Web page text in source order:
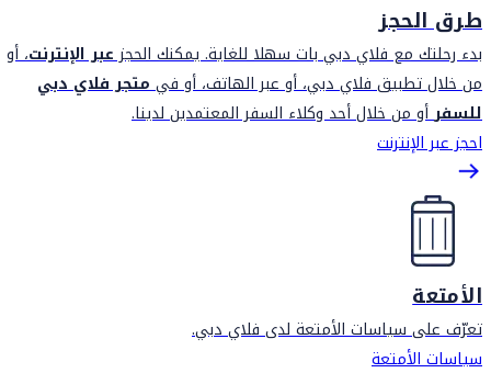
طرق الحجز
بدء رحلتك مع فلاي دبي بات سهلا للغاية. يمكنك الحجزعبر الإنترنت، أو
من خلال تطبيق فلاي دبي، أو عبر الهاتف، أو فيمتجر فلاي دبي
للسفرأو من خلال أحد وكلاء السفر المعتمدين لدينا.
احجز عبر الإنترنت
الأمتعة
تعرّف على سياسات الأمتعة لدى فلاي دبي.
سياسات الأمتعة